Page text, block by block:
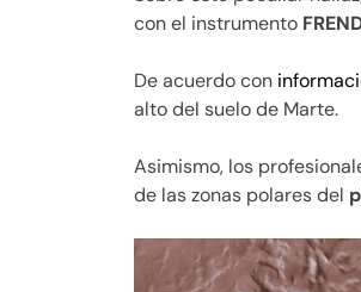
con el instrumento
De acuerdo con
alto del suelo de Marte.
Asimismo, los
de las zonas polares del